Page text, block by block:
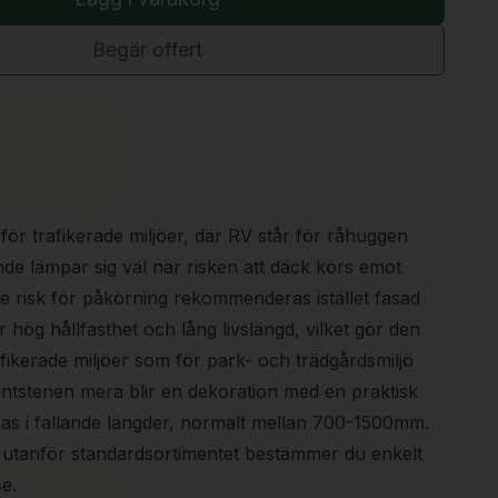
Begär offert
trafikerade miljöer, där RV står för råhuggen
lämpar sig väl när risken att däck körs emot
risk för påkörning rekommenderas istället fasad
hög hållfasthet och lång livslängd, vilket gör den
miljöer som för park- och trädgårdsmiljö
mera blir en dekoration med en praktisk
i fallande längder, normalt mellan 700-1500mm.
standardsortimentet bestämmer du enkelt